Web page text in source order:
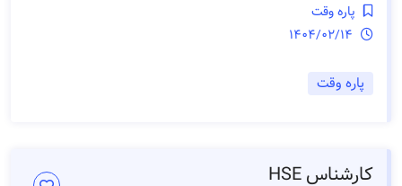
پاره وقت
پاره وقت
کارشناس HSE